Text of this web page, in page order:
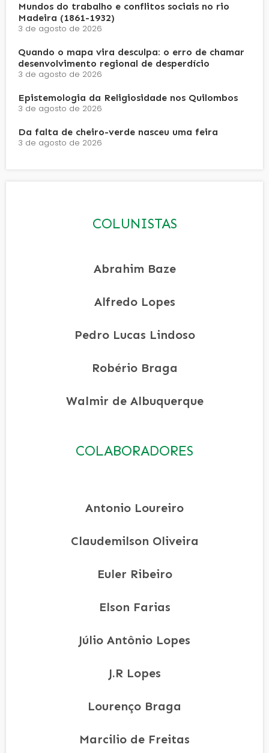
Mundos do trabalho e conflitos sociais no rio
Madeira (1861-1932)
3 de agosto de 2026
Quando o mapa vira desculpa: o erro de chamar
desenvolvimento regional de desperdício
3 de agosto de 2026
Epistemologia da Religiosidade nos Quilombos
3 de agosto de 2026
Da falta de cheiro-verde nasceu uma feira
3 de agosto de 2026
COLUNISTAS
Abrahim Baze
Alfredo Lopes
Pedro Lucas Lindoso
Robério Braga
Walmir de Albuquerque
COLABORADORES
Antonio Loureiro
Claudemilson Oliveira
Euler Ribeiro
Elson Farias
Júlio Antônio Lopes
J.R Lopes
Lourenço Braga
Marcilio de Freitas